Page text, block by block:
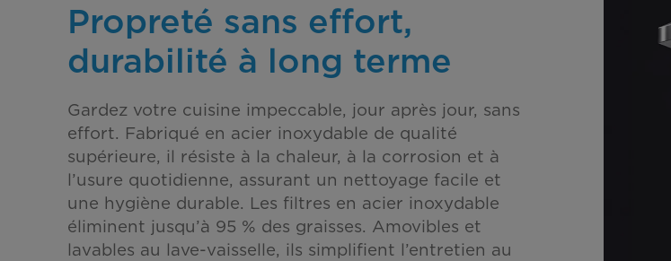
Propreté sans effort,
durabilité à long terme
Gardez votre cuisine impeccable, jour après jour, sans
effort. Fabriqué en acier inoxydable de qualité
supérieure, il résiste à la chaleur, à la corrosion et à
l’usure quotidienne, assurant un nettoyage facile et
une hygiène durable. Les filtres en acier inoxydable
éliminent jusqu’à 95 % des graisses. Amovibles et
lavables au lave-vaisselle, ils simplifient l’entretien au